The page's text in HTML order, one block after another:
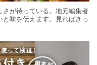
が待っている。地元編集者
味を伝えます。見ればきっ